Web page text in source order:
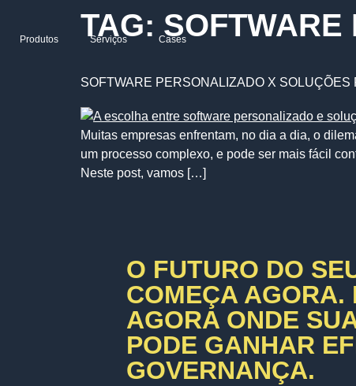
Produtos Serviços Cases
TAG: SOFTWARE
SOFTWARE PERSONALIZADO X
Muitas empresas enfrentam, no dia a dia, o
um processo complexo, e pode ser mais fácil
Neste post, vamos […]
O FUTURO DO
COMEÇA AGORA.
AGORA ONDE
PODE GANHAR
GOVERNANÇA.